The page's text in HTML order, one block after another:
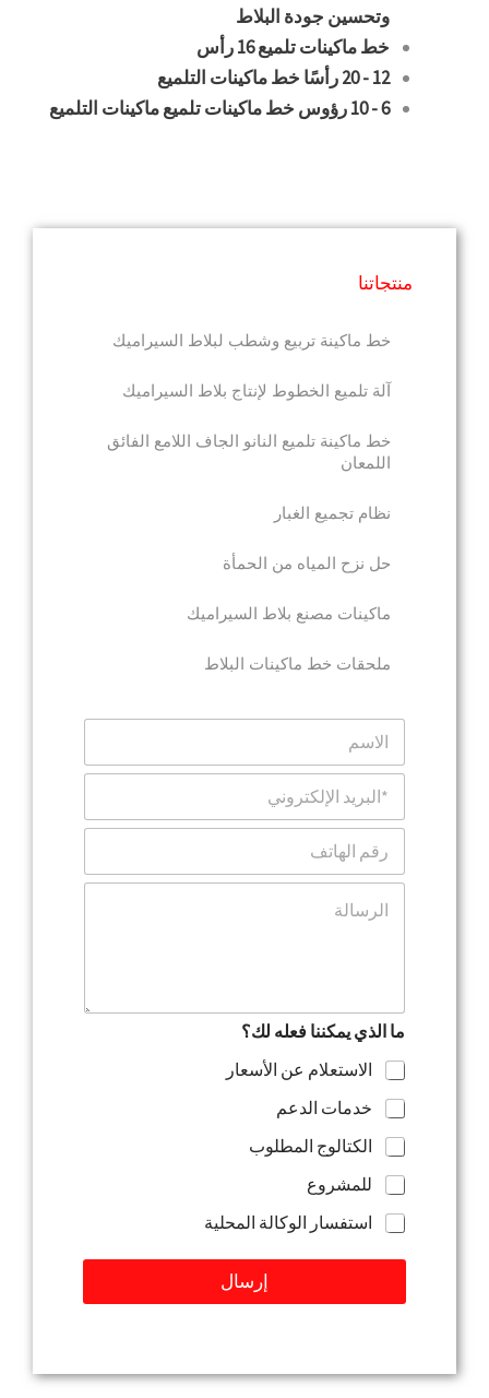
وتحسين جودة البلاط
خط ماكينات تلميع 16 رأس
12 - 20 رأسًا خط ماكينات التلميع
6 - 10 رؤوس خط ماكينات تلميع ماكينات التلميع
منتجاتنا
خط ماكينة تربيع وشطب لبلاط السيراميك
آلة تلميع الخطوط لإنتاج بلاط السيراميك
خط ماكينة تلميع النانو الجاف اللامع الفائق
اللمعان
نظام تجميع الغبار
حل نزح المياه من الحمأة
ماكينات مصنع بلاط السيراميك
ملحقات خط ماكينات البلاط
ا
ا
ا
ب
د
ت
ر
ن
*
ا
ه
ت
و
ر
س
ا
ل
ة
ما الذي يمكننا فعله لك؟
الاستعلام عن الأسعار
خدمات الدعم
الكتالوج المطلوب
للمشروع
استفسار الوكالة المحلية
إرسال